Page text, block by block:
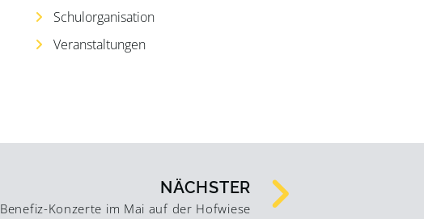
Schulorganisation
Veranstaltungen
NÄCHSTER
Benefiz-Konzerte im Mai auf der Hofwiese